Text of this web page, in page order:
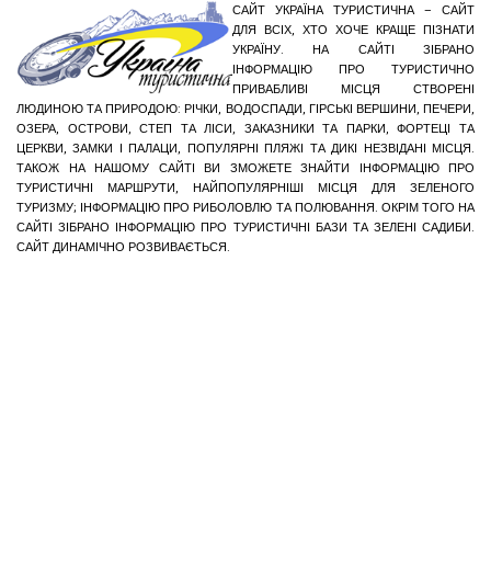
САЙТ УКРАЇНА ТУРИСТИЧНА – САЙТ
ДЛЯ ВСІХ, ХТО ХОЧЕ КРАЩЕ ПІЗНАТИ
УКРАЇНУ. НА САЙТІ ЗІБРАНО
ІНФОРМАЦІЮ ПРО ТУРИСТИЧНО
ПРИВАБЛИВІ МІСЦЯ СТВОРЕНІ
ЛЮДИНОЮ ТА ПРИРОДОЮ: РІЧКИ, ВОДОСПАДИ, ГІРСЬКІ ВЕРШИНИ, ПЕЧЕРИ,
ОЗЕРА, ОСТРОВИ, СТЕП ТА ЛІСИ, ЗАКАЗНИКИ ТА ПАРКИ, ФОРТЕЦІ ТА
ЦЕРКВИ, ЗАМКИ І ПАЛАЦИ, ПОПУЛЯРНІ ПЛЯЖІ ТА ДИКІ НЕЗВІДАНІ МІСЦЯ.
ТАКОЖ НА НАШОМУ САЙТІ ВИ ЗМОЖЕТЕ ЗНАЙТИ ІНФОРМАЦІЮ ПРО
ТУРИСТИЧНІ МАРШРУТИ, НАЙПОПУЛЯРНІШІ МІСЦЯ ДЛЯ ЗЕЛЕНОГО
ТУРИЗМУ; ІНФОРМАЦІЮ ПРО РИБОЛОВЛЮ ТА ПОЛЮВАННЯ. ОКРІМ ТОГО НА
САЙТІ ЗІБРАНО ІНФОРМАЦІЮ ПРО ТУРИСТИЧНІ БАЗИ ТА ЗЕЛЕНІ САДИБИ.
САЙТ ДИНАМІЧНО РОЗВИВАЄТЬСЯ.